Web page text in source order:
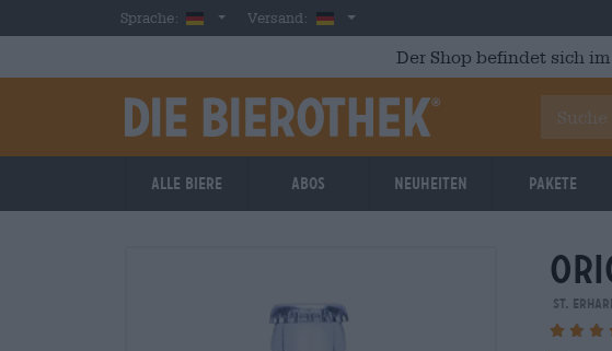
Skip to main contentSprache: GermanVersand: Deutschland
Der Shop befindet sich
Alle Biere Abos Neuheiten Pakete
St.